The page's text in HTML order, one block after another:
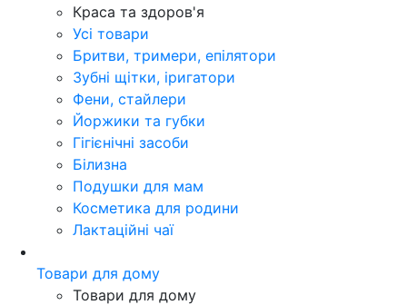
Краса та здоров'я
Усі товари
Бритви, тримери, епілятори
Зубні щітки, іригатори
Фени, стайлери
Йоржики та губки
Гігієнічні засоби
Білизна
Подушки для мам
Косметика для родини
Лактаційні чаї
Товари для дому
Товари для дому